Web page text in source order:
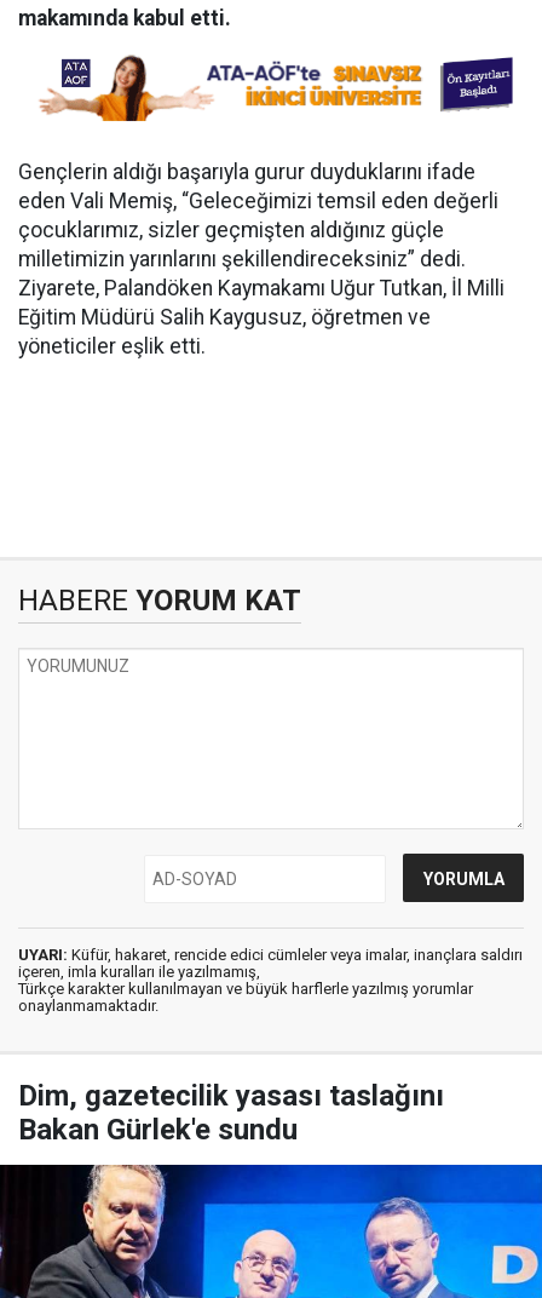
makamında kabul etti.
Gençlerin aldığı başarıyla gurur duyduklarını ifade
eden Vali Memiş, “Geleceğimizi temsil eden değerli
çocuklarımız, sizler geçmişten aldığınız güçle
milletimizin yarınlarını şekillendireceksiniz” dedi.
Ziyarete, Palandöken Kaymakamı Uğur Tutkan, İl Milli
Eğitim Müdürü Salih Kaygusuz, öğretmen ve
yöneticiler eşlik etti.
HABERE YORUM KAT
UYARI: Küfür, hakaret, rencide edici cümleler veya imalar, inançlara saldırı
içeren, imla kuralları ile yazılmamış,
Türkçe karakter kullanılmayan ve büyük harflerle yazılmış yorumlar
onaylanmamaktadır.
Dim, gazetecilik yasası taslağını
Bakan Gürlek'e sundu